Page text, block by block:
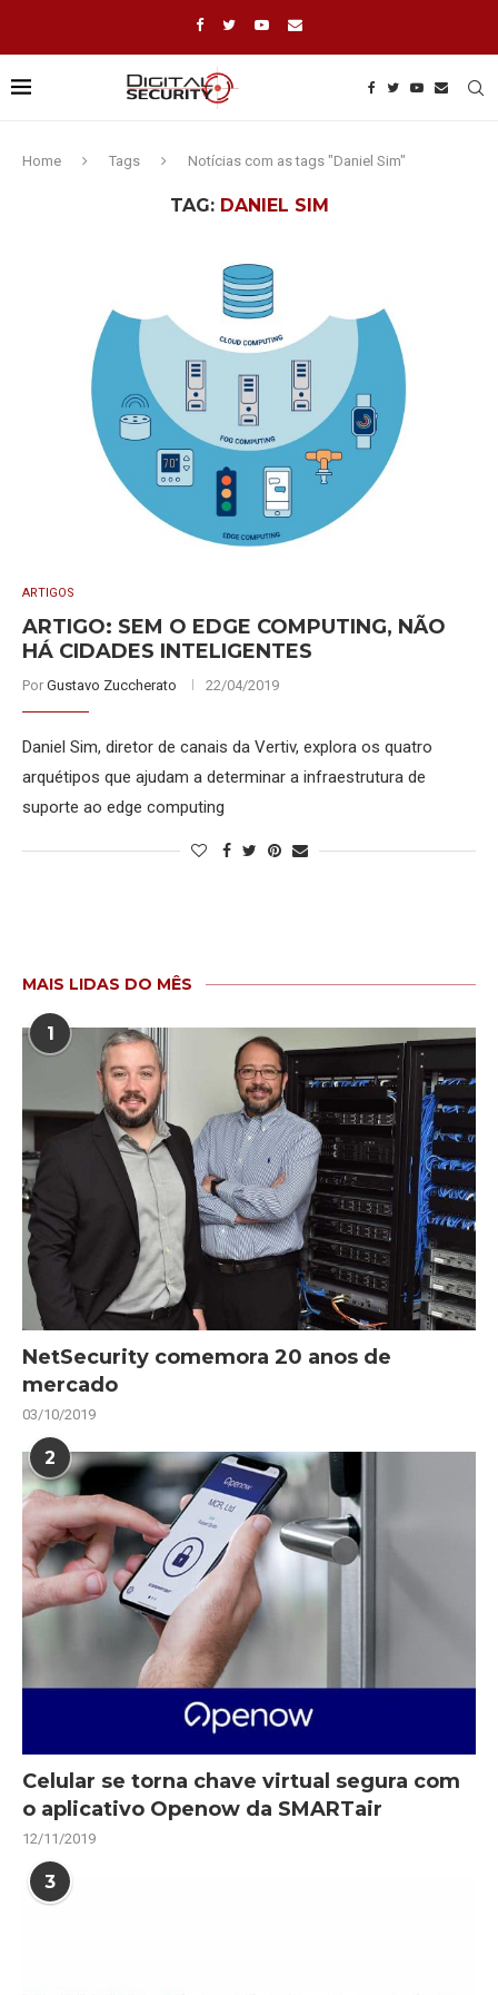
Home Tags Notícias com as tags "Daniel Sim"
TAG: DANIEL SIM
ARTIGOS
ARTIGO: SEM O EDGE COMPUTING, NÃO
HÁ CIDADES INTELIGENTES
Por Gustavo Zuccherato 22/04/2019
Daniel Sim, diretor de canais da Vertiv, explora os quatro
arquétipos que ajudam a determinar a infraestrutura de
suporte ao edge computing
MAIS LIDAS DO MÊS
1
NetSecurity comemora 20 anos de
mercado
03/10/2019
2
Celular se torna chave virtual segura com
o aplicativo Openow da SMARTair
12/11/2019
3